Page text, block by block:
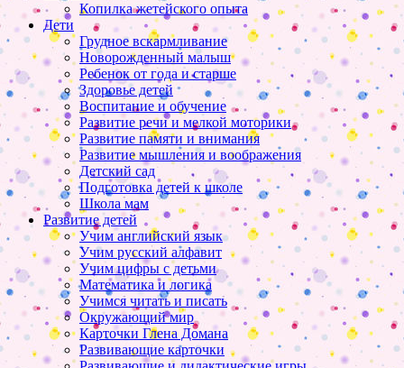
Копилка жетейского опыта
Дети
Грудное вскармливание
Новорожденный малыш
Ребенок от года и старше
Здоровье детей
Воспитание и обучение
Развитие речи и мелкой моторики
Развитие памяти и внимания
Развитие мышления и воображения
Детский сад
Подготовка детей к школе
Школа мам
Развитие детей
Учим английский язык
Учим русский алфавит
Учим цифры с детьми
Математика и логика
Учимся читать и писать
Окружающий мир
Карточки Глена Домана
Развивающие карточки